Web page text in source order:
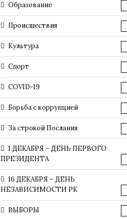
Образование
Происшествия
Культура
Спорт
COVID-19
Борьба с коррупцией
За строкой Послания
1 ДЕКАБРЯ – ДЕНЬ ПЕРВОГО
ПРЕЗИДЕНТА
16 ДЕКАБРЯ – ДЕНЬ
НЕЗАВИСИМОСТИ РК
ВЫБОРЫ